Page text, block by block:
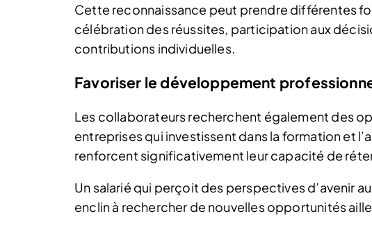
Cette reconnaissance peut prendre différentes
célébration des réussites, participation aux
contributions individuelles.
Favoriser le développement
Les collaborateurs recherchent également des
entreprises qui investissent dans la formation et
renforcent significativement leur capacité de
Un salarié qui perçoit des perspectives d’avenir
enclin à rechercher de nouvelles opportunités